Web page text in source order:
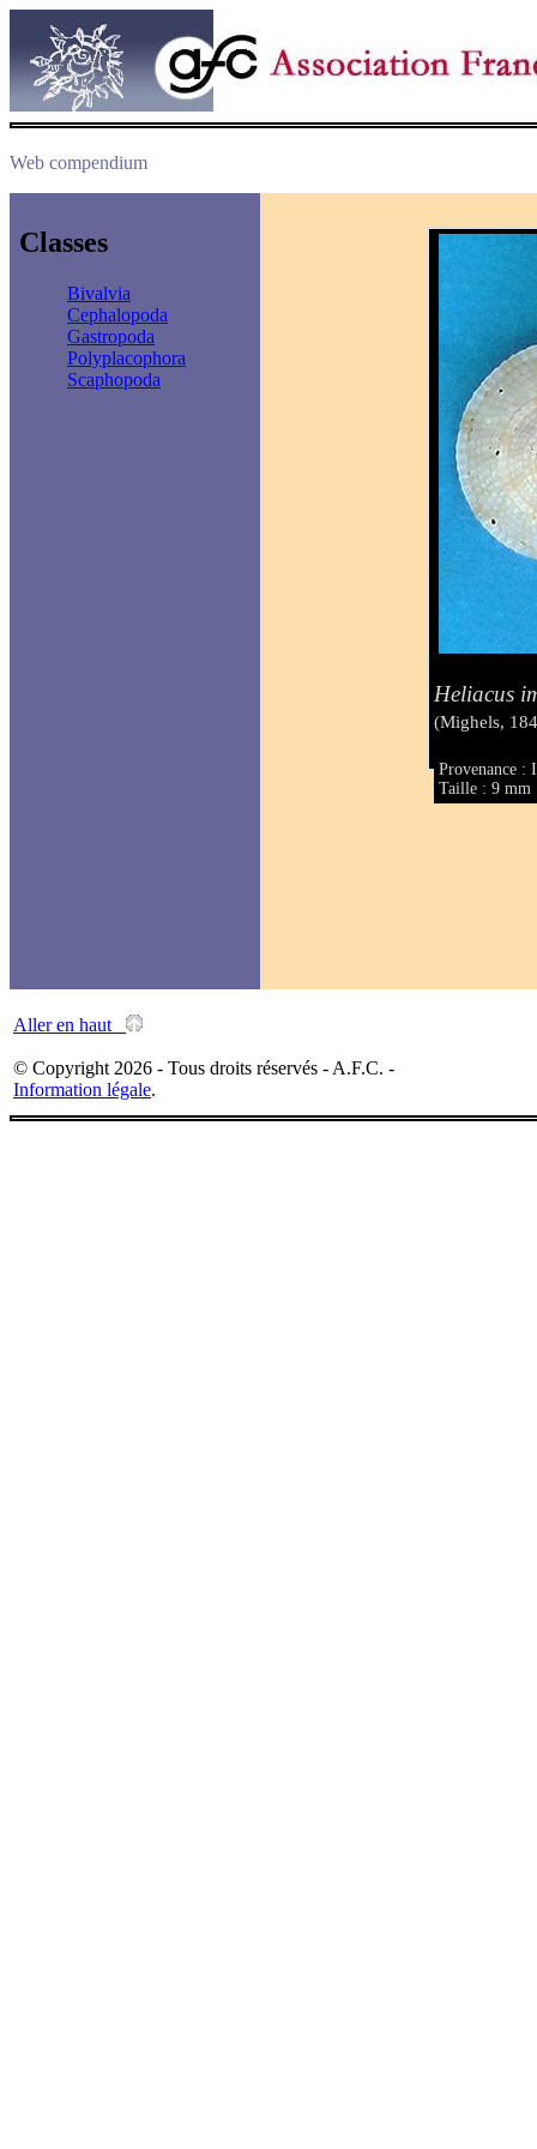
Web compendium
Classes
Bivalvia
Cephalopoda
Gastropoda
Polyplacophora
Scaphopoda
Heliacus
(Mighels,
Provenance :
Taille : 9 mm
Aller en haut
© Copyright 2026 - Tous droits réservés - A.F.C. -
Information légale.